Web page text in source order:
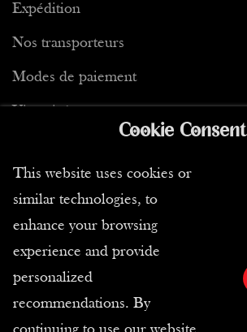
Expédition
Nos transporteurs
Modes de paiement
Vie privée
Conditions de vente
CGV
Retours
E-carte cadeau
Cookie Consent
This website uses cookies or
similar technologies, to
enhance your browsing
experience and provide
personalized
recommendations. By